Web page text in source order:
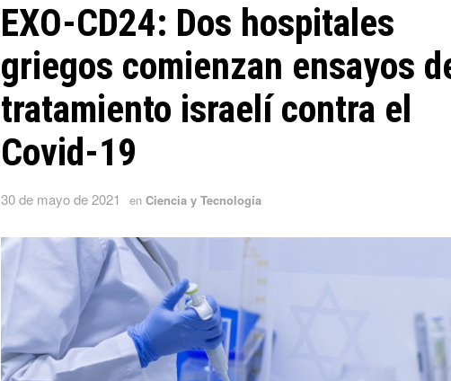
EXO-CD24: Dos hospitales
griegos comienzan ensayos
tratamiento israelí contra el
Covid-19
30 de mayo de 2021 en Ciencia y Tecnología